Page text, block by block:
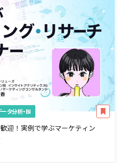
ータ分析・BI
迎！実例で学ぶマーケティン